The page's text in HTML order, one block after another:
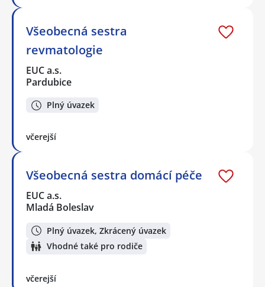
Všeobecná sestra
revmatologie
EUC a.s.
Pardubice
Plný úvazek
včerejší
Všeobecná sestra domácí péče
EUC a.s.
Mladá Boleslav
Plný úvazek, Zkrácený úvazek
Vhodné také pro rodiče
včerejší